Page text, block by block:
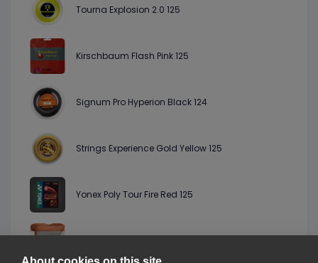
Tourna Explosion 2.0 125
Kirschbaum Flash Pink 125
Signum Pro Hyperion Black 124
Strings Experience Gold Yellow 125
Yonex Poly Tour Fire Red 125